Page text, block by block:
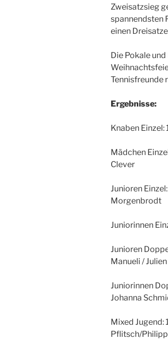
Zweisatzsieg
spannendsten
einen
Die Pokale
Tennisfreunde
Ergebnisse:
Knaben Einzel:
Mädchen
Clever
Junioren
Morgenbrodt
Juniorinnen
Junioren
Manueli /
Juniorinnen
Johanna
Mixed Jugend:
Pflitsch/Philipp